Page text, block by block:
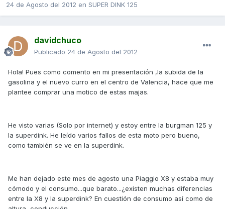
24 de Agosto del 2012 en SUPER DINK 125
davidchuco
Publicado 24 de Agosto del 2012
Hola! Pues como comento en mi presentación ,la subida de la
gasolina y el nuevo curro en el centro de Valencia, hace que me
plantee comprar una motico de estas majas.
He visto varias (Solo por internet) y estoy entre la burgman 125 y
la superdink. He leído varios fallos de esta moto pero bueno,
como también se ve en la superdink.
Me han dejado este mes de agosto una Piaggio X8 y estaba muy
cómodo y el consumo...que barato...¿existen muchas diferencias
entre la X8 y la superdink? En cuestión de consumo así como de